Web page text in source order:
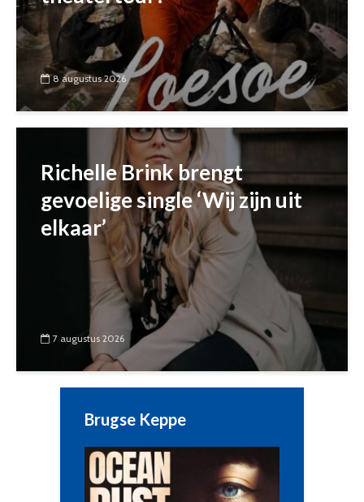
8 augustus 2026
Richelle Brink brengt
gevoelige single ‘Wij zijn uit
elkaar’
7 augustus 2026
Brugse Keppe